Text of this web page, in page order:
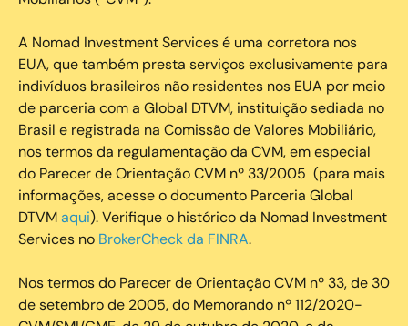
‍A Nomad Investment Services é uma corretora nos
EUA, que também presta serviços exclusivamente para
indivíduos brasileiros não residentes nos EUA por meio
de parceria com a Global DTVM, instituição sediada no
Brasil e registrada na Comissão de Valores Mobiliário,
nos termos da regulamentação da CVM, em especial
do Parecer de Orientação CVM nº 33/2005 (para mais
informações, acesse o documento Parceria Global
DTVMaqui). Verifique o histórico da Nomad Investment
Services no BrokerCheck da FINRA.
Nos termos do Parecer de Orientação CVM nº 33, de 30
de setembro de 2005, do Memorando nº 112/2020-